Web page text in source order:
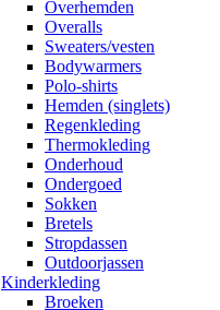
Overhemden
Overalls
Sweaters/vesten
Bodywarmers
Polo-shirts
Hemden (singlets)
Regenkleding
Thermokleding
Onderhoud
Ondergoed
Sokken
Bretels
Stropdassen
Outdoorjassen
Kinderkleding
Broeken